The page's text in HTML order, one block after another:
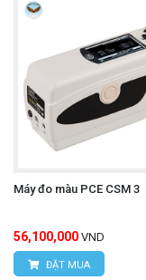
Máy đo màu PCE CSM 3
56,100,000 VND
ĐẶT MUA